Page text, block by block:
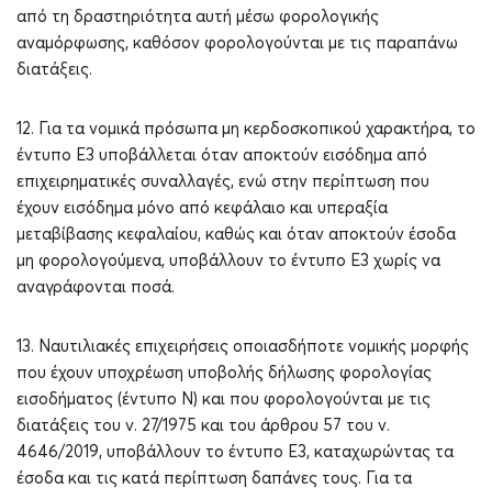
από τη δραστηριότητα αυτή μέσω φορολογικής
αναμόρφωσης, καθόσον φορολογούνται με τις παραπάνω
διατάξεις.
12. Για τα νομικά πρόσωπα μη κερδοσκοπικού χαρακτήρα, το
έντυπο Ε3 υποβάλλεται όταν αποκτούν εισόδημα από
επιχειρηματικές συναλλαγές, ενώ στην περίπτωση που
έχουν εισόδημα μόνο από κεφάλαιο και υπεραξία
μεταβίβασης κεφαλαίου, καθώς και όταν αποκτούν έσοδα
μη φορολογούμενα, υποβάλλουν το έντυπο Ε3 χωρίς να
αναγράφονται ποσά.
13. Ναυτιλιακές επιχειρήσεις οποιασδήποτε νομικής μορφής
που έχουν υποχρέωση υποβολής δήλωσης φορολογίας
εισοδήματος (έντυπο Ν) και που φορολογούνται με τις
διατάξεις του ν. 27/1975 και του άρθρου 57 του ν.
4646/2019, υποβάλλουν το έντυπο Ε3, καταχωρώντας τα
έσοδα και τις κατά περίπτωση δαπάνες τους. Για τα